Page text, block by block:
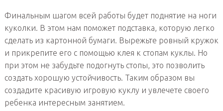
Финальным шагом всей работы будет поднятие на ноги
куколки. В этом нам поможет подставка, которую легко
сделать из картонной бумаги. Вырежьте ровный кружок
и прикрепите его с помощью клея к стопам куклы. Но
при этом не забудьте подогнуть стопы, это позволить
создать хорошую устойчивость. Таким образом вы
создадите красивую игровую куклу и увлечете своего
ребенка интересным занятием.